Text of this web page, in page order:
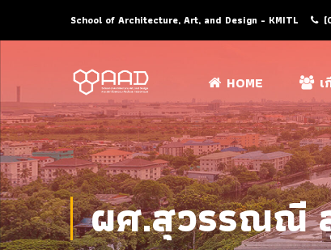
School of Architecture, Art, and Design - KMITL
HOME
ผศ.สุวรรณณี